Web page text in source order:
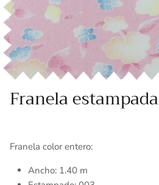
Toallas
Vinil adhesivo
Varios
Essenza - Darwin Arcos
Franela estampada
Franela color entero:
Ancho: 1.40 m